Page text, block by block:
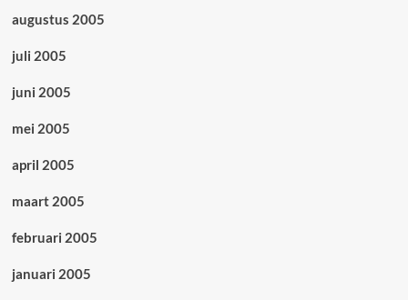
augustus 2005
juli 2005
juni 2005
mei 2005
april 2005
maart 2005
februari 2005
januari 2005